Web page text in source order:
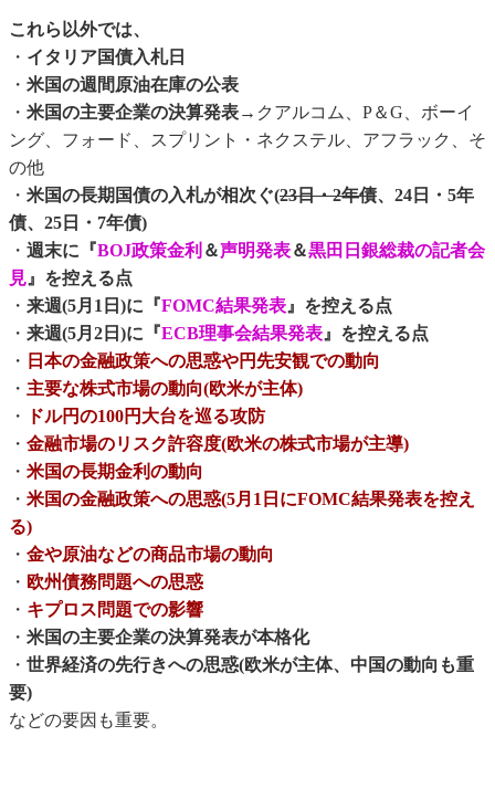
これら以外では、
・ イタリア国債入札日
・ 米国の週間原油在庫の公表
・ 米国の主要企業の決算発表→クアルコム、P＆G、ボーイ
ング、フォード、スプリント・ネクステル、アフラック、そ
の他
・ 米国の長期国債の入札が相次ぐ(23日・2年債、24日・5年
債、25日・7年債)
・ 週末に『BOJ政策金利 ＆声明発表＆黒田日銀総裁の記者会
見』を控える点
・ 来週(5月1日)に『FOMC結果発表』を控える点
・ 来週(5月2日)に『ECB理事会結果発表』を控える点
・ 日本の金融政策への思惑や円先安観での動向
・ 主要な株式市場の動向(欧米が主体)
・
ドル円の100円大台を巡る攻防
・ 金融市場のリスク許容度(欧米の株式市場が主導)
・ 米国の長期金利の動向
・ 米国の金融政策への思惑(5月1日にFOMC結果発表を控え
る)
・ 金や原油などの商品市場の動向
・ 欧州債務問題への思惑
・ キプロス問題での影響
・ 米国の主要企業の決算発表が本格化
・ 世界経済の先行きへの思惑(欧米が主体、中国の動向も重
要)
などの要因も重要。